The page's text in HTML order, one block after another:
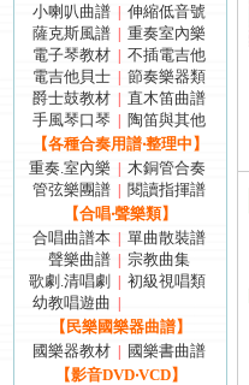
小喇叭曲譜
伸縮低音號
薩克斯風譜
重奏室內樂
電子琴教材
不插電吉他
電吉他貝士
節奏樂器類
爵士鼓教材
直木笛曲譜
手風琴口琴
陶笛與其他
【各種合奏用譜‧整理中】
重奏.室內樂
木銅管合奏
管弦樂團譜
閱讀指揮譜
【合唱‧聲樂類】
合唱曲譜本
單曲散裝譜
聲樂曲譜
宗教曲集
歌劇.清唱劇
初級視唱類
幼教唱遊曲
【民樂國樂器曲譜】
國樂器教材
國樂書曲譜
【影音DVD‧VCD】